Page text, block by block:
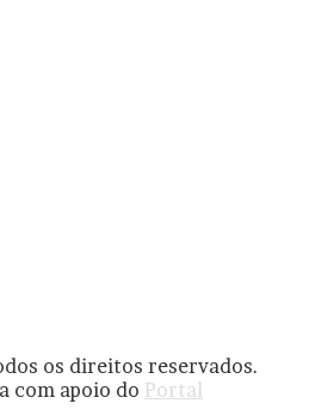
os direitos reservados.
com apoio do Portal